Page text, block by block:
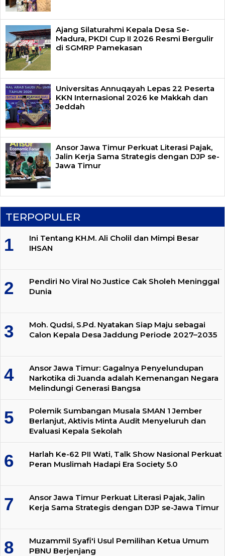
Ajang Silaturahmi Kepala Desa Se-
Madura, PKDI Cup II 2026 Resmi Bergulir
di SGMRP Pamekasan
Universitas Annuqayah Lepas 22 Peserta
KKN Internasional 2026 ke Makkah dan
Jeddah
Ansor Jawa Timur Perkuat Literasi Pajak,
Jalin Kerja Sama Strategis dengan DJP se-
Jawa Timur
TERPOPULER
Ini Tentang KH.M. Ali Cholil dan Mimpi Besar
IHSAN
Pendiri No Viral No Justice Cak Sholeh Meninggal
Dunia
Moh. Qudsi, S.Pd. Nyatakan Siap Maju sebagai
Calon Kepala Desa Jaddung Periode 2027–2035
Ansor Jawa Timur: Gagalnya Penyelundupan
Narkotika di Juanda adalah Kemenangan Negara
Melindungi Generasi Bangsa
Polemik Sumbangan Musala SMAN 1 Jember
Berlanjut, Aktivis Minta Audit Menyeluruh dan
Evaluasi Kepala Sekolah
Harlah Ke-62 PII Wati, Talk Show Nasional Perkuat
Peran Muslimah Hadapi Era Society 5.0
Ansor Jawa Timur Perkuat Literasi Pajak, Jalin
Kerja Sama Strategis dengan DJP se-Jawa Timur
Muzammil Syafi'i Usul Pemilihan Ketua Umum
PBNU Berjenjang